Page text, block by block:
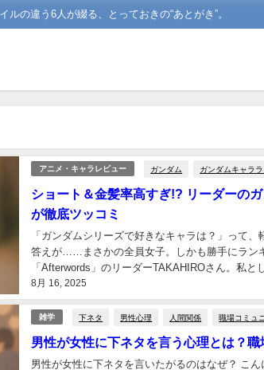
の違う6人が綴る、とっておきの“あとがき”。
アニメ・キャラレビュー ガンダム ガンダムキャラ
ショート＆金髪率高すぎ!? リーダーの
が徹底ツッコミ
8月 16, 2025
「ガンダムシリーズで好きなキャラは？」って
答えが……まさかの全員女子。しかも勝手にラン
「Afterwords」のリーダーTAKAHIROさん。私と
たけど、正直「え、そこまで？」っていうレベル...
雑学 下ネタ 男性心理 人間関係 職場コミュ
男性が女性に下ネタを言う心理とは？
男性が女性に下ネタを言いたがるのはなぜ？ こ